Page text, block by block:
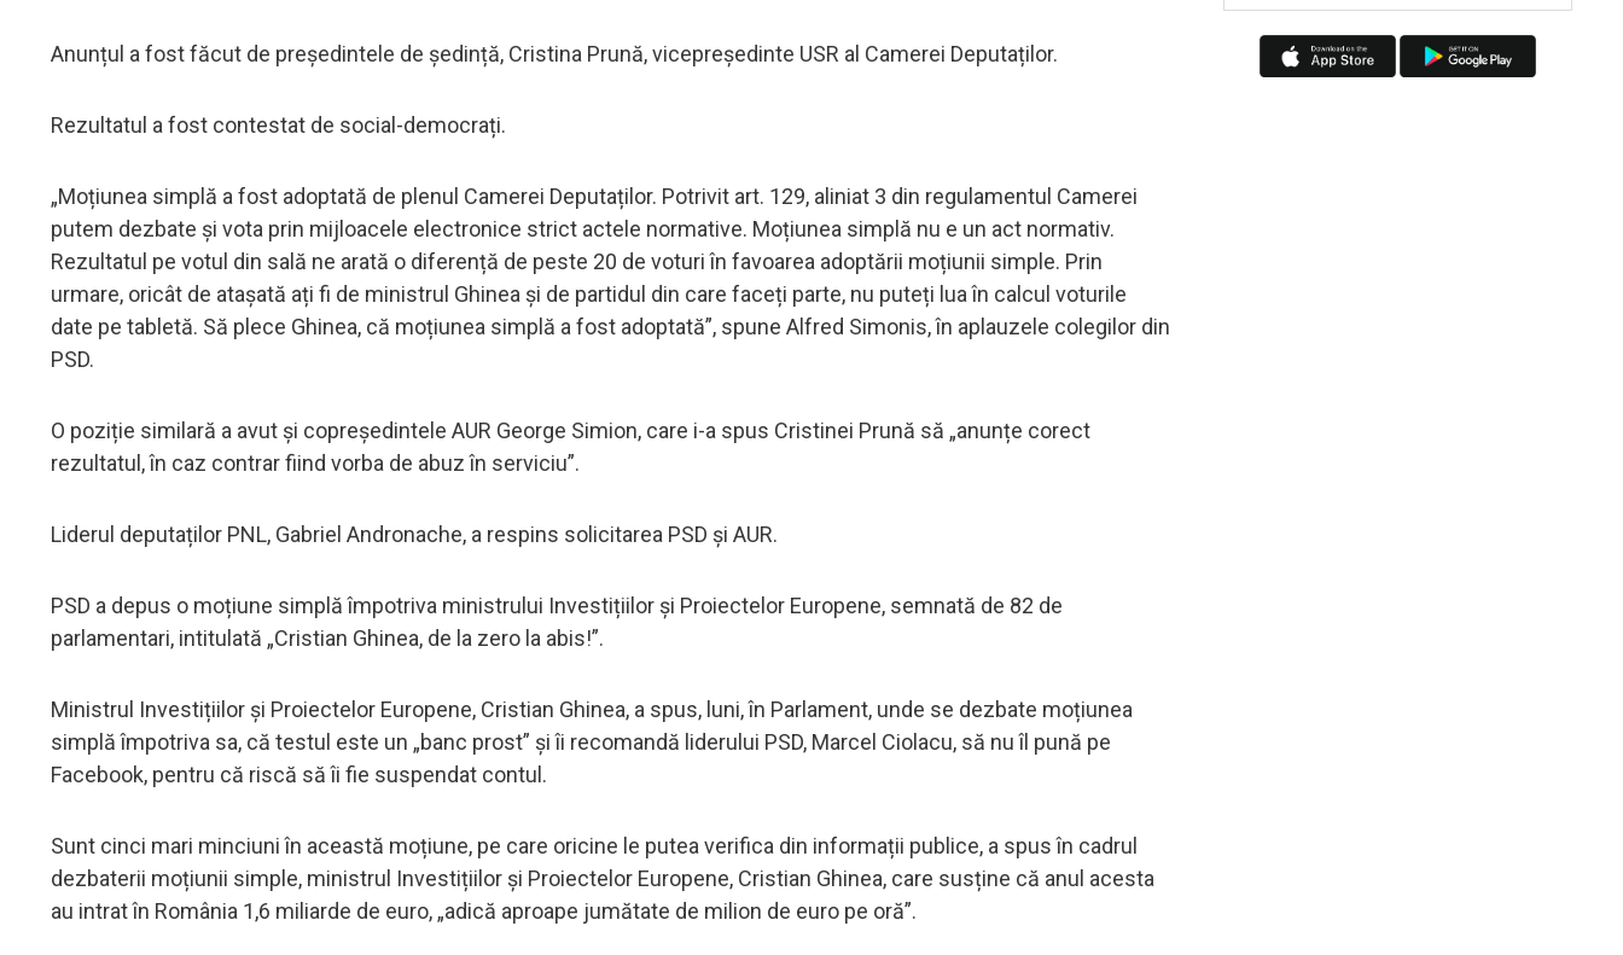
Anunțul a fost făcut de președintele de ședință, Cristina Prună, vicepreședinte USR al Camerei Deputaților.
Rezultatul a fost contestat de social-democrați.
„Moțiunea simplă a fost adoptată de plenul Camerei Deputaților. Potrivit art. 129, aliniat 3 din regulamentul Camerei
putem dezbate și vota prin mijloacele electronice strict actele normative. Moțiunea simplă nu e un act normativ.
Rezultatul pe votul din sală ne arată o diferență de peste 20 de voturi în favoarea adoptării moțiunii simple. Prin
urmare, oricât de atașată ați fi de ministrul Ghinea și de partidul din care faceți parte, nu puteți lua în calcul voturile
date pe tabletă. Să plece Ghinea, că moțiunea simplă a fost adoptată”, spune Alfred Simonis, în aplauzele colegilor din
PSD.
O poziție similară a avut și copreședintele AUR George Simion, care i-a spus Cristinei Prună să „anunțe corect
rezultatul, în caz contrar fiind vorba de abuz în serviciu”.
Liderul deputaților PNL, Gabriel Andronache, a respins solicitarea PSD și AUR.
PSD a depus o moțiune simplă împotriva ministrului Investițiilor și Proiectelor Europene, semnată de 82 de
parlamentari, intitulată „Cristian Ghinea, de la zero la abis!”.
Ministrul Investițiilor și Proiectelor Europene, Cristian Ghinea, a spus, luni, în Parlament, unde se dezbate moțiunea
simplă împotriva sa, că testul este un „banc prost” și îi recomandă liderului PSD, Marcel Ciolacu, să nu îl pună pe
Facebook, pentru că riscă să îi fie suspendat contul.
Sunt cinci mari minciuni în această moțiune, pe care oricine le putea verifica din informații publice, a spus în cadrul
dezbaterii moțiunii simple, ministrul Investițiilor și Proiectelor Europene, Cristian Ghinea, care susține că anul acesta
au intrat în România 1,6 miliarde de euro, „adică aproape jumătate de milion de euro pe oră”.